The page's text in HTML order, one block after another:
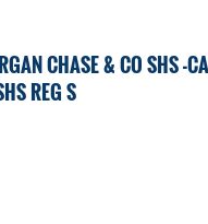
CHASE & CO SHS -
REG S